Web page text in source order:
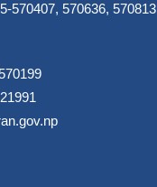
570407, 570636, 570813